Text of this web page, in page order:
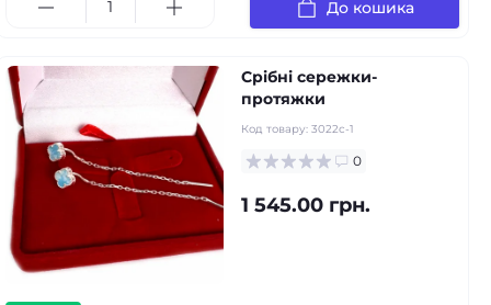
До кошика
Срібні сережки-
протяжки
Код товару: 3022с-1
0
1 545.00 грн.